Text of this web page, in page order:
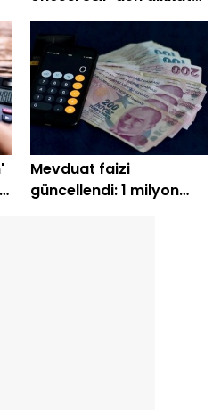
çeken tahmin
Mevduat faizi
güncellendi: 1 milyon